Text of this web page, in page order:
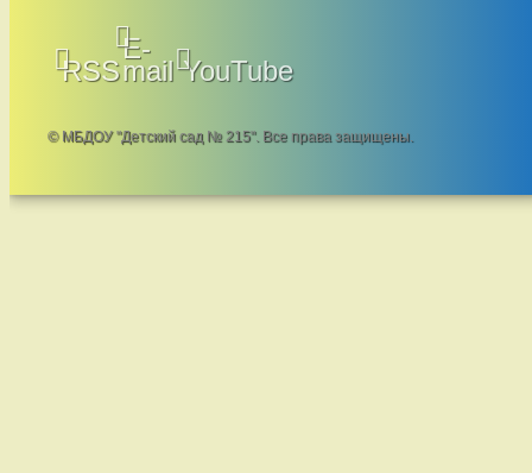
RSS
E-
mail YouTube
© МБДОУ "Детский сад № 215". Все права защищены.